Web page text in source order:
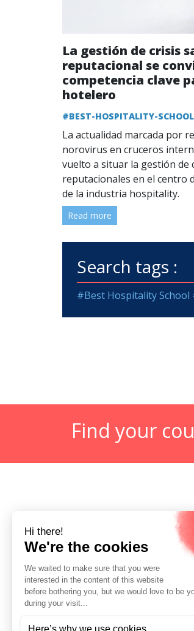
La gestión de crisis
reputacional se
competencia clave
hotelero
#BEST-HOSPITALITY-SCHOOL
La actualidad marcada por
norovirus en cruceros
vuelto a situar la gestión de
reputacionales en el centro
de la industria hospitality.
Read more
Search tags :
#Best Hospitality School
Find your
Programs
Marco Polo Program